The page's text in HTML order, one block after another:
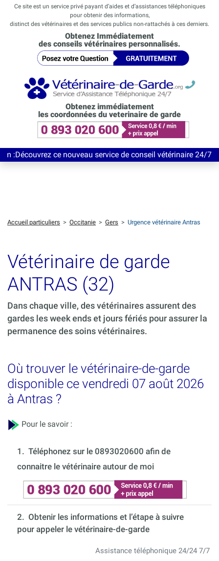
Ce site est un service privé payant d’aides et d’assistances téléphoniques
pour obtenir des informations,
distinct des vétérinaires et des services publics non-rattachés à ces derniers.
Obtenez Immédiatement
des conseils vétérinaires personnalisés.
Obtenez immédiatement
les coordonnées du veterinaire de garde
ce nouveau service de conseil vétérinaire 24/7
Accueil particuliers > Occitanie > Gers > Urgence vétérinaire Antras
Vétérinaire de garde
ANTRAS (32)
Dans chaque ville, des vétérinaires assurent des
gardes les week ends et jours fériés pour assurer la
permanence des soins vétérinaires.
Où trouver le vétérinaire-de-garde
disponible ce vendredi 07 août 2026
à Antras ?
Pour le savoir :
1. Téléphonez sur le 0893020600 afin de
connaitre le vétérinaire autour de moi
2. Obtenir les informations et l’étape à suivre
pour appeler le vétérinaire-de-garde
Assistance téléphonique 24/24 7/7